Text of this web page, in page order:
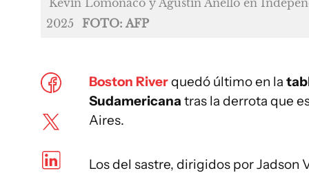
Kevin Lomonaco y Agustín Anello en
2025
FOTO: AFP
Boston Riverquedó último en la
Sudamericana tras la derrota que
Aires.
Los del sastre, dirigidos por Jadson